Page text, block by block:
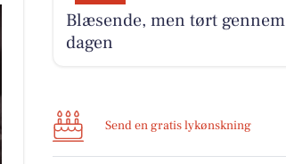
Blæsende, men tørt gennem
dagen
Send en gratis lykønskning